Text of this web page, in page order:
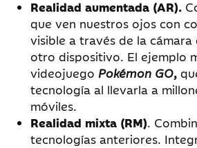
Realidad aumentada (AR).
que ven nuestros ojos con
visible a través de la
otro dispositivo. El ejemplo
videojuego Pokémon GO,
tecnología al llevarla a
móviles.
Realidad mixta (RM).
tecnologías anteriores.